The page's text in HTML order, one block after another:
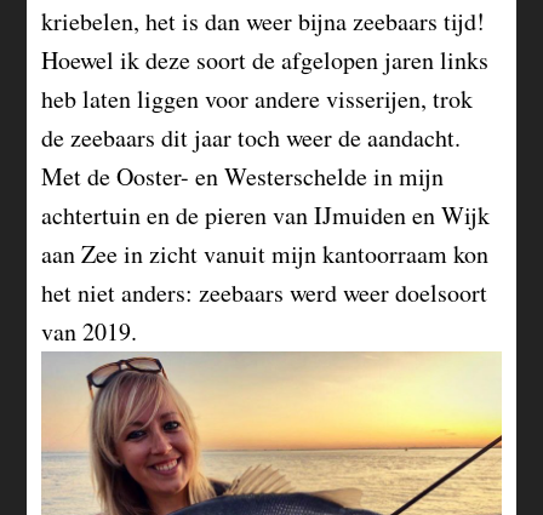
kriebelen, het is dan weer bijna zeebaars tijd!
Hoewel ik deze soort de afgelopen jaren links
heb laten liggen voor andere visserijen, trok
de zeebaars dit jaar toch weer de aandacht.
Met de Ooster- en Westerschelde in mijn
achtertuin en de pieren van IJmuiden en Wijk
aan Zee in zicht vanuit mijn kantoorraam kon
het niet anders: zeebaars werd weer doelsoort
van 2019.